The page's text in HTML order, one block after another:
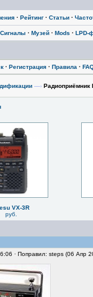
· Рейтинг · Статьи ·
Сигналы · Музей · Mods · LPD-
· Регистрация · Правила ·
—› Радиоприёмник
VX-3R
руб.
· Поправил: steps (06 Апр